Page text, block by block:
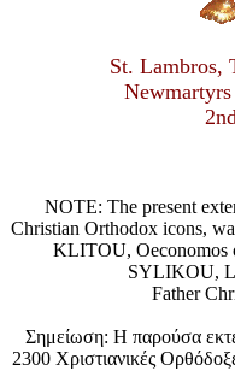
St. Lambros,
NOTE: The present
Christian Orthodox icons,
KLITOU, Oeconomos
SYLIKOU,
Father
Σημείωση: Η παρούσα
2300 Χριστιανικές